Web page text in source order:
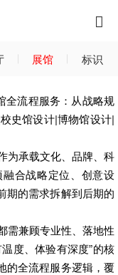
展馆 标识
从战略规
史馆设计|博物馆设计|
为承载文化、品牌、科
合战略定位、创意设
期的需求拆解到后期的
需兼顾专业性、落地性
度、体验有深度”的核
的全流程服务逻辑，覆